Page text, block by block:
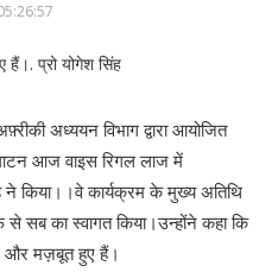
अध्ययन विभाग द्वारा आयोजित
आज वाइस रिगल लाज में
ने किया।।वे कार्यक्रम के मुख्य अतिथि
से सब का स्वागत किया।उन्होंने कहा कि
और मज़बूत हुए हैं।